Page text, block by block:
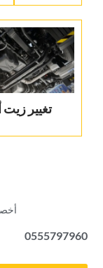
تغيير
0555797960